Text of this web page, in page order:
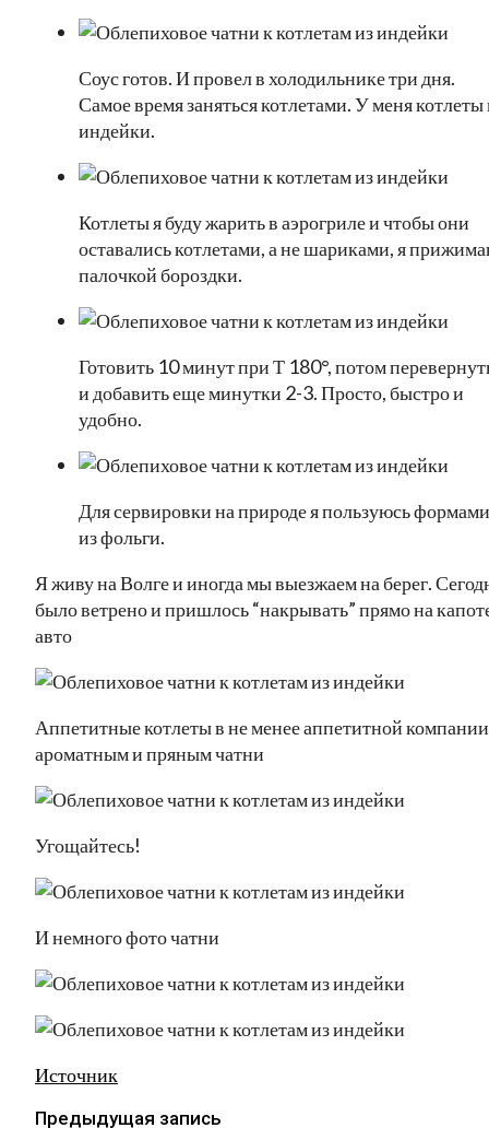
Соус готов. И провел в холодильнике три дня.
Самое время заняться котлетами. У меня котлеты
индейки.
Котлеты я буду жарить в аэрогриле и чтобы они
оставались котлетами, а не шариками, я
палочкой бороздки.
Готовить 10 минут при Т 180°, потом
и добавить еще минутки 2-3. Просто, быстро и
удобно.
Для сервировки на природе я пользуюсь формами
из фольги.
Я живу на Волге и иногда мы выезжаем на берег.
было ветрено и пришлось “накрывать” прямо на
авто
Аппетитные котлеты в не менее аппетитной
ароматным и пряным чатни
Угощайтесь!
И немного фото чатни
Источник
Предыдущая запись